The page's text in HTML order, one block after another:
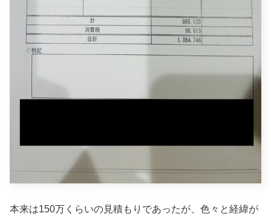
本来は150万くらいの見積もりであったが、色々と経緯が